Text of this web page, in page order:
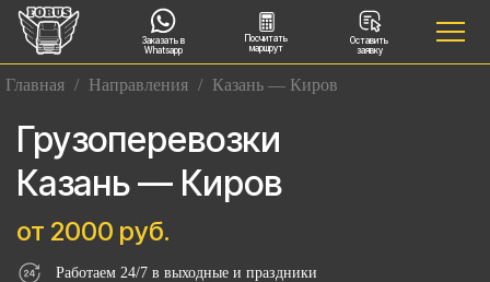
Заказать в
Whatsapp
Посчитать
маршрут
Оставить
заявку
Главная / Направления / Казань — Киров
Грузоперевозки
Казань — Киров
от 2000 руб.
Работаем 24/7 в выходные и праздники